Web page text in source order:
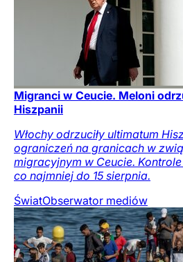
Migranci w Ceucie. Meloni
Hiszpanii
Włochy odrzuciły ultimatum
ograniczeń na granicach w
migracyjnym w Ceucie.
co najmniej do 15 sierpnia.
ŚwiatObserwator mediów